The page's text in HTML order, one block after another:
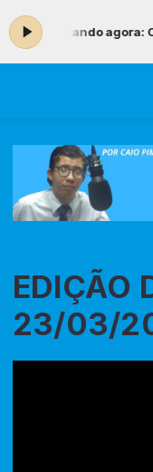
agora: Café com
EDIÇÃO
23/03/